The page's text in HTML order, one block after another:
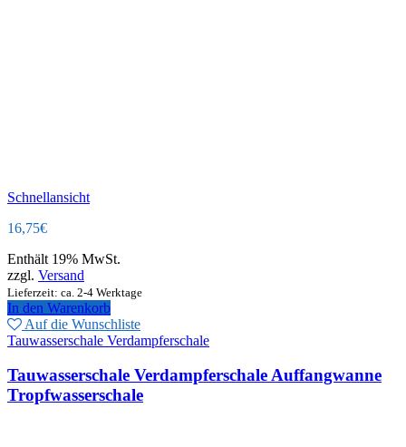
Schnellansicht
16,75€
Enthält 19% MwSt.
zzgl. Versand
Lieferzeit: ca. 2-4 Werktage
In den Warenkorb
Auf die Wunschliste
Tauwasserschale Verdampferschale
Tauwasserschale Verdampferschale Auffangwanne
Tropfwasserschale